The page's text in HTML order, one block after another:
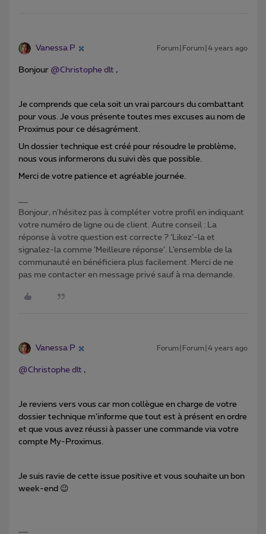
Vanessa P Forum|Forum|4 years ago
Bonjour @Christophe dlt ,
Je comprends que cela soit un vrai parcours du combattant
pour vous. Je vous présente toutes mes excuses au nom de
Proximus pour ce désagrément.
Un dossier technique est créé pour résoudre le problème,
nous vous informerons du suivi dès que possible.
Merci de votre patience et agréable journée.
Bonjour, n'hésitez pas à compléter votre profil en indiquant
votre numéro de ligne ou de client. Autre conseil : La
réponse à votre question est correcte ? ‘Likez’-la et
signalez-la comme ‘Meilleure réponse’. L’ensemble de la
communauté en bénéficiera plus facilement. Merci de ne
pas me contacter en message privé sauf à ma demande.
Vanessa P Forum|Forum|4 years ago
@Christophe dlt ,
Je reviens vers vous car mon collègue en charge de votre
dossier technique m’informe que tout est à présent en ordre
et que vous avez réussi à passer une commande via votre
compte My-Proximus.
Je suis ravie de cette issue positive et vous souhaite un bon
week-end 😉